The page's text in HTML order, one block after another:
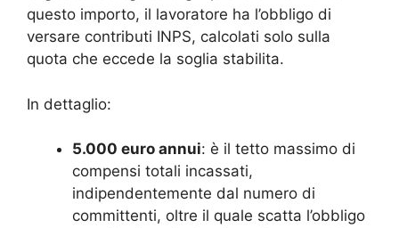
questo importo, il lavoratore ha l’obbligo di
versare contributi INPS, calcolati solo sulla
quota che eccede la soglia stabilita.
In dettaglio:
5.000 euro annui: è il tetto massimo di
compensi totali incassati,
indipendentemente dal numero di
committenti, oltre il quale scatta l’obbligo